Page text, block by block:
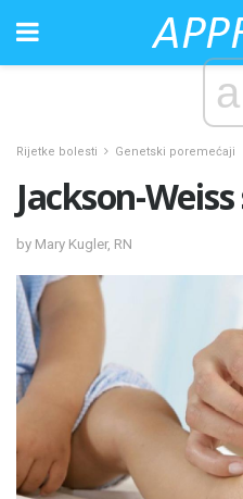
Rijetke bolesti Genetski poremećaji
Jackson-
by Mary Kugler, RN